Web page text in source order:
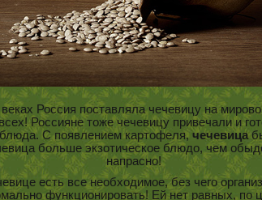
веках Россия поставляла чечевицу на
Россияне тоже чечевицу привечали и
С появлением картофеля, чечевица
больше экзотическое блюдо, чем
напрасно!
есть все необходимое, без чего
функционировать! Ей нет равных, по